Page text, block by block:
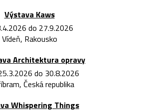
Výstava Kaws
do 27.9.2026
Vídeň, Rakousko
Architektura opravy
do 30.8.2026
Česká republika
Whispering Things